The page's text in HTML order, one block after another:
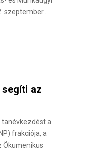
szeptember…
az
tanévkezdést a
frakciója, a
Ökumenikus